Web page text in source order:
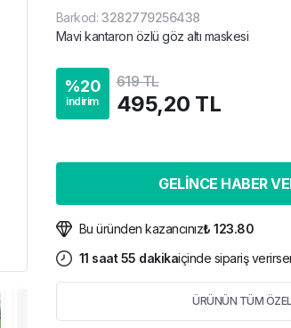
Barkod: 3282779256438
Mavi kantaron özlü göz altı maskesi
%20
indirim
619 TL
495,20 TL
GELİNCE HABER
Bu üründen kazancınız₺ 123.80
11 saat 55 dakikaiçinde sipariş
ÜRÜNÜN TÜM